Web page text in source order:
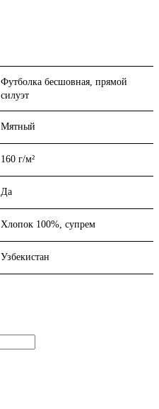
Футболка бесшовная, прямой
силуэт
Мятный
160 г/м²
Да
Хлопок 100%, супрем
Узбекистан